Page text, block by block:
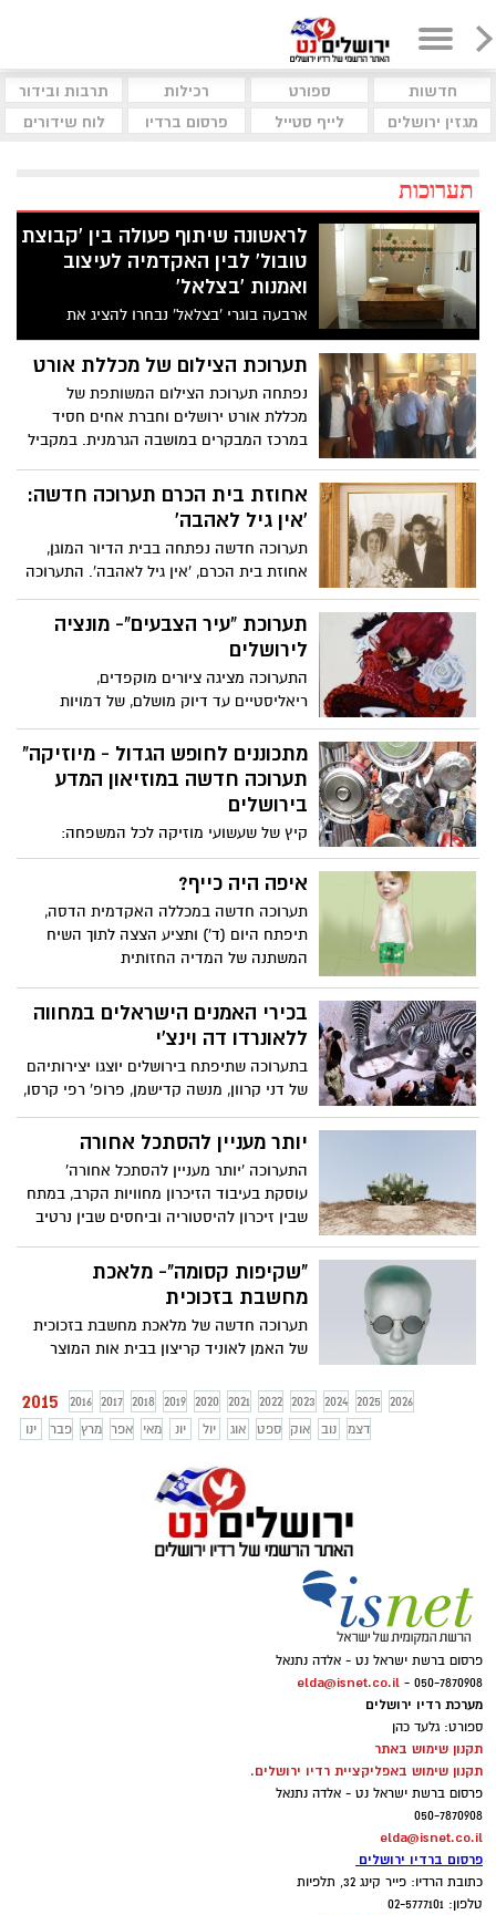
חדשות ספורט רכילות
תרבות ובידור
מגזין ירושלים
לייף סטייל פרסום ברדיו לוח שידורים
תערוכות
לראשונה שיתוף פעולה בין 'קבוצת
טובול' לבין האקדמיה לעיצוב
ואמנות 'בצלאל'
ארבעה בוגרי 'בצלאל' נבחרו להציג את
עבודותיהם בתחום עיצוב קרמיקה וזכוכית,
באולם התצוגה החדש והיוקרתי של קבוצת
טובול במודיעין
תערוכת הצילום של מכללת אורט
נפתחה תערוכת הצילום המשותפת של
מכללת אורט ירושלים וחברת אחים חסיד
במרכז המבקרים במושבה הגרמנית. במקביל
10 להציג ברחבי ירושלים והפעם בקניון רמות
ירושלים
אחוזת בית הכרם תערוכה חדשה:
'אין גיל לאהבה'
תערוכה חדשה נפתחה בבית הדיור המוגן,
אחוזת בית הכרם, 'אין גיל לאהבה'. התערוכה
נפתחה בט"ו באב והיא מציגה מבחר של
תמונות ואת הסיפור האישי מאחוריהן
תערוכת “עיר הצבעים”- מונציה
לירושלים
התערוכה מציגה ציורים מוקפדים,
ריאליסטיים עד דיוק מושלם, של דמויות
ססגוניות מפסטיבל המסיכות בונציה, בתים
קטנים כקישוטים לאורך ה"קאנאל גראנדה",
ביד עדינה ואמונה של האמן יצחק דוידוביץ
מתכוננים לחופש הגדול - מיוזיקה"
תערוכה חדשה במוזיאון המדע
בירושלים
קיץ של שעשועי מוזיקה לכל המשפחה:
תערוכה אורחת עם 60 מוצגים מוזיקליים
המזמינים את המבקרים לנגן, להתנסות
ולבנות
איפה היה כייף?
תערוכה חדשה במכללה האקדמית הדסה,
תיפתח היום (ד') ותציע הצצה לתוך השיח
המשתנה של המדיה החזותית
בכירי האמנים הישראלים במחווה
ללאונרדו דה וינצ'י
בתערוכה שתיפתח בירושלים יוצגו יצירותיהם
של דני קרוון, מנשה קדישמן, פרופ' רפי קרסו,
בברלי ברקת וגם השחקן חיים טופול שיציג
ציור פרי יצירתו. היצירות יועמדו למכירה
נמנה על מייסדיו
יותר מעניין להסתכל אחורה
התערוכה 'יותר מעניין להסתכל אחורה'
עוסקת בעיבוד הזיכרון מחוויות הקרב, במתח
שבין זיכרון להיסטוריה וביחסים שבין נרטיב
ברציפות בה תפתח תערוכה בערב יום הזיכרון
"שקיפות קסומה"- מלאכת
מחשבת בזכוכית
תערוכה חדשה של מלאכת מחשבת בזכוכית
של האמן לאוניד קריצון בבית אות המוצר
2015 2016 2017 2018 2019 2020 2021 2022 2023 2024 2025
2026
ינו
פבר מרץ אפר מאי יונ יול אוג ספט אוק נוב דצמ
פרסום ברשת ישראל נט - אלדה נתנאל
050-7870908 -
elda@isnet.co.il
מערכת רדיו ירושלים
ספורט: גלעד כהן
תקנון שימוש באתר
תקנון שימוש באפליקציית רדיו ירושלים.
פרסום ברשת ישראל נט - אלדה נתנאל
050-7870908
elda@isnet.co.il
פרסום ברדיו ירושלים
כתובת הרדיו: פייר קינג 32, תלפיות
טלפון: 02-5777101